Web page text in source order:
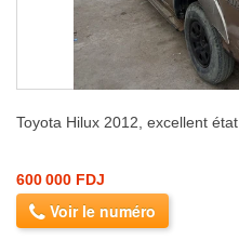
Toyota Hilux 2012, excellent état.
600 000 FDJ
Voir le numéro